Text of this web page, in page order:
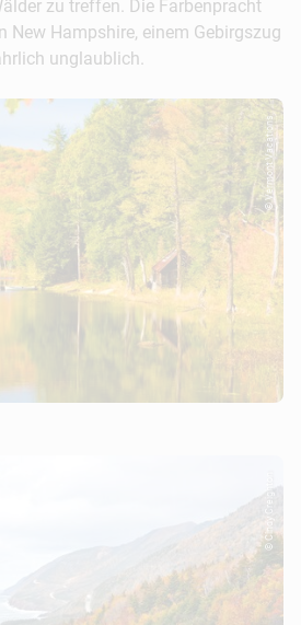
zu treffen. Die Farbenpracht
New Hampshire, einem Gebirgszug
unglaublich.
© Vermont Vacations
© Cindy Creighton